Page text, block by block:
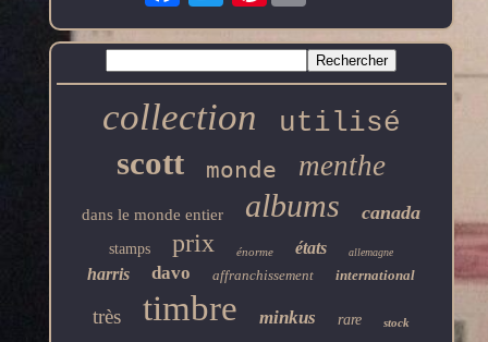
collection utilisé
scott monde menthe
dans le monde entier albums canada
stamps prix énorme états allemagne
harris davo affranchissement international
très timbre minkus rare stock